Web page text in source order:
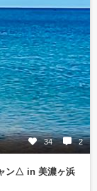
34 2
ン△ in 美濃ヶ浜